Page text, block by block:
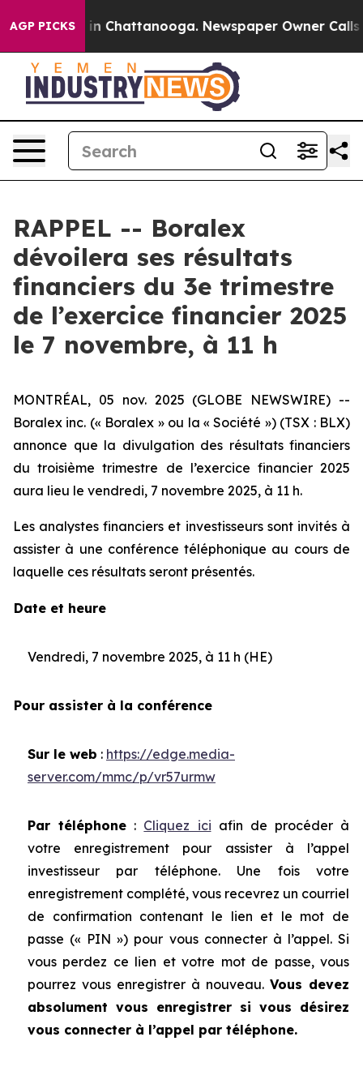
AGP PICKS
Chaos in Chattanooga. Newspaper Owner Calls
RAPPEL -- Boralex
dévoilera ses résultats
financiers du 3e trimestre
de l’exercice financier 2025
le 7 novembre, à 11 h
MONTRÉAL, 05 nov. 2025 (GLOBE NEWSWIRE) --
Boralex inc. (« Boralex » ou la « Société ») (TSX : BLX)
annonce que la divulgation des résultats financiers
du troisième trimestre de l’exercice financier 2025
aura lieu le vendredi, 7 novembre 2025, à 11 h.
Les analystes financiers et investisseurs sont invités à
assister à une conférence téléphonique au cours de
laquelle ces résultats seront présentés.
Date et heure
Vendredi, 7 novembre 2025, à 11 h (HE)
Pour assister à la conférence
Sur le web : https://edge.media-
server.com/mmc/p/vr57urmw
Par téléphone : Cliquez ici afin de procéder à
votre enregistrement pour assister à l’appel
investisseur par téléphone. Une fois votre
enregistrement complété, vous recevrez un courriel
de confirmation contenant le lien et le mot de
passe (« PIN ») pour vous connecter à l’appel. Si
vous perdez ce lien et votre mot de passe, vous
pourrez vous enregistrer à nouveau. Vous devez
absolument vous enregistrer si vous désirez
vous connecter à l’appel par téléphone.